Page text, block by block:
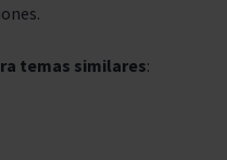
temas similares: